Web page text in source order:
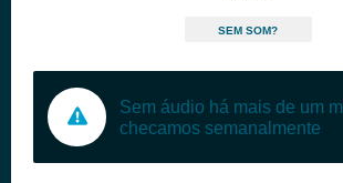
SEM SOM?
Sem áudio há mais de um
checamos semanalmente